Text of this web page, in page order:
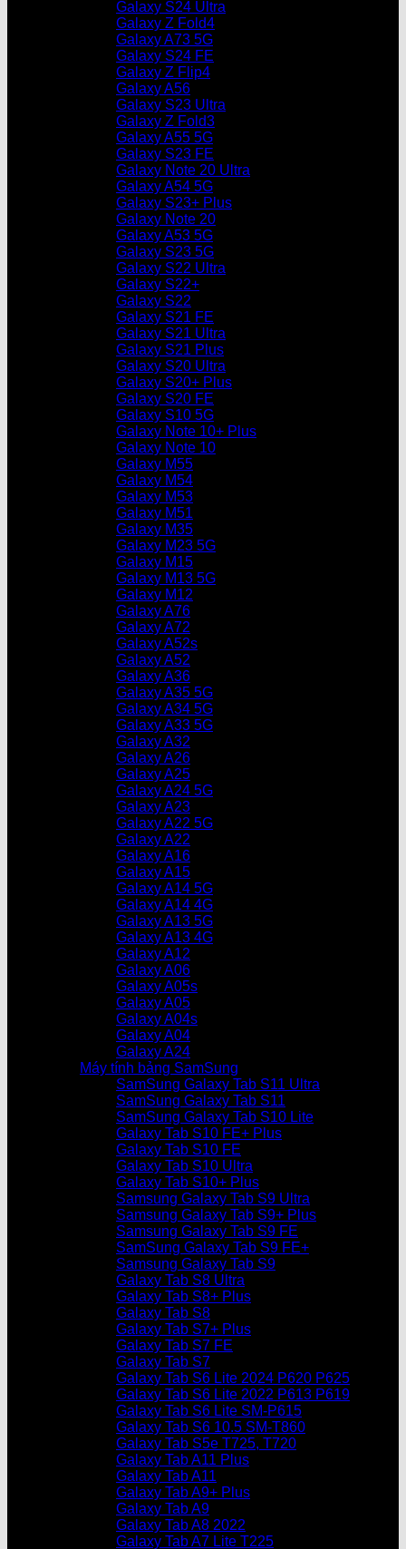
Galaxy S24 Ultra
Galaxy Z Fold4
Galaxy A73 5G
Galaxy S24 FE
Galaxy Z Flip4
Galaxy A56
Galaxy S23 Ultra
Galaxy Z Fold3
Galaxy A55 5G
Galaxy S23 FE
Galaxy Note 20 Ultra
Galaxy A54 5G
Galaxy S23+ Plus
Galaxy Note 20
Galaxy A53 5G
Galaxy S23 5G
Galaxy S22 Ultra
Galaxy S22+
Galaxy S22
Galaxy S21 FE
Galaxy S21 Ultra
Galaxy S21 Plus
Galaxy S20 Ultra
Galaxy S20+ Plus
Galaxy S20 FE
Galaxy S10 5G
Galaxy Note 10+ Plus
Galaxy Note 10
Galaxy M55
Galaxy M54
Galaxy M53
Galaxy M51
Galaxy M35
Galaxy M23 5G
Galaxy M15
Galaxy M13 5G
Galaxy M12
Galaxy A76
Galaxy A72
Galaxy A52s
Galaxy A52
Galaxy A36
Galaxy A35 5G
Galaxy A34 5G
Galaxy A33 5G
Galaxy A32
Galaxy A26
Galaxy A25
Galaxy A24 5G
Galaxy A23
Galaxy A22 5G
Galaxy A22
Galaxy A16
Galaxy A15
Galaxy A14 5G
Galaxy A14 4G
Galaxy A13 5G
Galaxy A13 4G
Galaxy A12
Galaxy A06
Galaxy A05s
Galaxy A05
Galaxy A04s
Galaxy A04
Galaxy A24
Máy tính bảng SamSung
SamSung Galaxy Tab S11 Ultra
SamSung Galaxy Tab S11
SamSung Galaxy Tab S10 Lite
Galaxy Tab S10 FE+ Plus
Galaxy Tab S10 FE
Galaxy Tab S10 Ultra
Galaxy Tab S10+ Plus
Samsung Galaxy Tab S9 Ultra
Samsung Galaxy Tab S9+ Plus
Samsung Galaxy Tab S9 FE
SamSung Galaxy Tab S9 FE+
Samsung Galaxy Tab S9
Galaxy Tab S8 Ultra
Galaxy Tab S8+ Plus
Galaxy Tab S8
Galaxy Tab S7+ Plus
Galaxy Tab S7 FE
Galaxy Tab S7
Galaxy Tab S6 Lite 2024 P620 P625
Galaxy Tab S6 Lite 2022 P613 P619
Galaxy Tab S6 Lite SM-P615
Galaxy Tab S6 10.5 SM-T860
Galaxy Tab S5e T725, T720
Galaxy Tab A11 Plus
Galaxy Tab A11
Galaxy Tab A9+ Plus
Galaxy Tab A9
Galaxy Tab A8 2022
Galaxy Tab A7 Lite T225